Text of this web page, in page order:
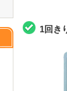
1回き